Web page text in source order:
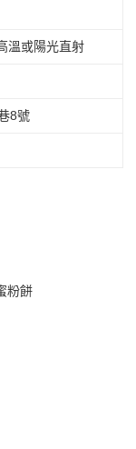
溫或陽光直射
8號
粉餅